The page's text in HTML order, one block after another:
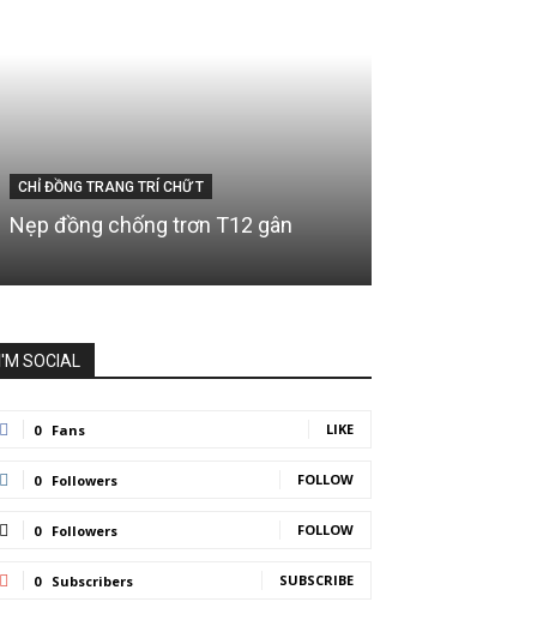
CHỈ ĐỒNG TRANG TRÍ CHỮ T
Nẹp đồng chống trơn T12 gân
I'M SOCIAL
0 Fans LIKE
0 Followers FOLLOW
0 Followers FOLLOW
0 Subscribers SUBSCRIBE